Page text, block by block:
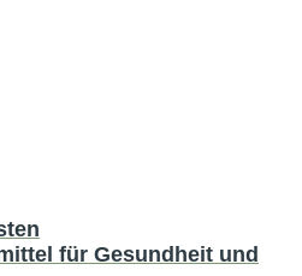
für Gesundheit und